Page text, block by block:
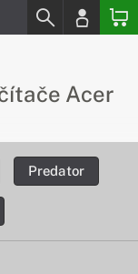
Acer
Predator